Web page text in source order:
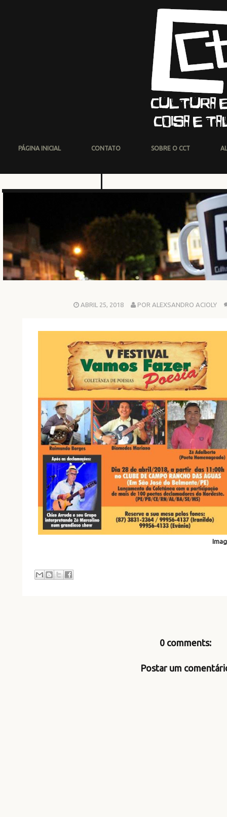
PÁGINA INICIAL CONTATO SOBRE O CCT
ABRIL 25, 2018 POR ALEXSANDRO ACIOLY
0 comments:
Postar um